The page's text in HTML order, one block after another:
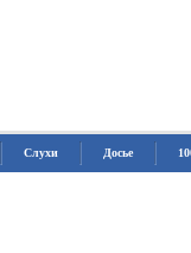
Слухи Досье